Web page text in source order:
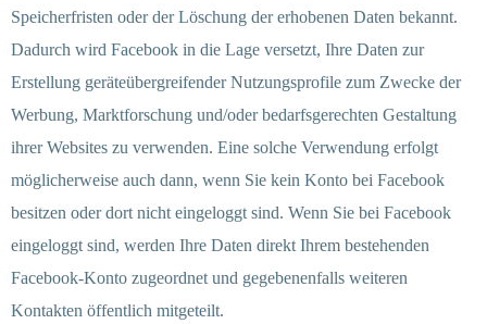
Speicherfristen oder der Löschung der erhobenen Daten bekannt.
Dadurch wird Facebook in die Lage versetzt, Ihre Daten zur
Erstellung geräteübergreifender Nutzungsprofile zum Zwecke der
Werbung, Marktforschung und/oder bedarfsgerechten Gestaltung
ihrer Websites zu verwenden. Eine solche Verwendung erfolgt
möglicherweise auch dann, wenn Sie kein Konto bei Facebook
besitzen oder dort nicht eingeloggt sind. Wenn Sie bei Facebook
eingeloggt sind, werden Ihre Daten direkt Ihrem bestehenden
Facebook-Konto zugeordnet und gegebenenfalls weiteren
Kontakten öffentlich mitgeteilt.